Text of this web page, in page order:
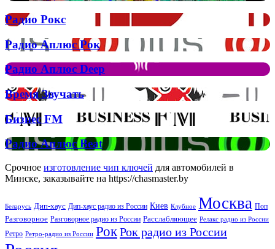
зняла
кліп
трек
Джона
та
Брітні
Спірс
Радио
Рокс
Радио Рокс
Радио
Аплюс
Рок
Радио Аплюс Рок
Радио
Аплюс
Deep
Радио Аплюс Deep
Время
Звучать
Время Звучать
Бизнес
Бизнес FM
Радио
Аплюс
Beat
Радио Аплюс Beat
Срочное изготовление чип ключей для автомобилей в
Минске, заказывайте на https://chasmaster.by
Беларусь Дип-хаус Дип-хаус радио из России Киев Клубное Москва Поп
Разговорное Разговорное радио из России Расслабляющее Релакс радио из России
Ретро Ретро-радио из России РокРок радио из России